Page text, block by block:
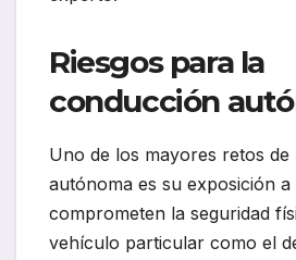
Riesgos para la
conducción
Uno de los mayores retos
autónoma es su exposición a
comprometen la seguridad
vehículo particular como el